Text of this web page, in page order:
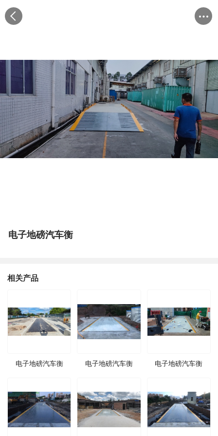
电子地磅汽车衡
相关产品
电子地磅汽车衡 电子地磅汽车衡 电子地磅汽车衡